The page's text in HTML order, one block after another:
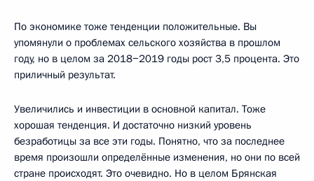
По экономике тоже тенденции положительные. Вы
упомянули о проблемах сельского хозяйства в прошлом
году, но в целом за 2018−2019 годы рост 3,5 процента. Это
приличный результат.
Увеличились и инвестиции в основной капитал. Тоже
хорошая тенденция. И достаточно низкий уровень
безработицы за все эти годы. Понятно, что за последнее
время произошли определённые изменения, но они по всей
стране происходят. Это очевидно. Но в целом Брянская